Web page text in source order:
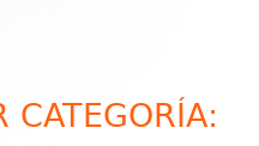
CATEGORÍA: